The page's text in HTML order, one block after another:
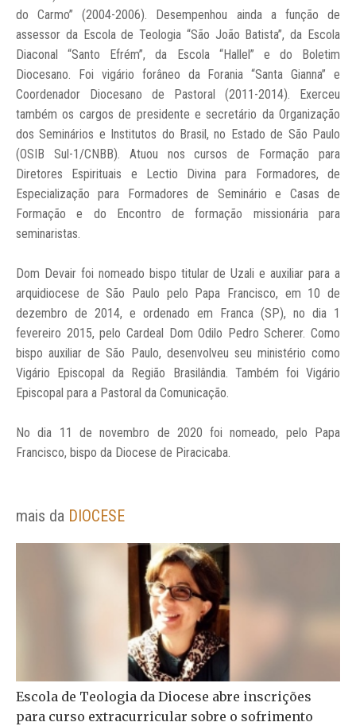
do Carmo” (2004-2006). Desempenhou ainda a função de
assessor da Escola de Teologia “São João Batista”, da Escola
Diaconal “Santo Efrém”, da Escola “Hallel” e do Boletim
Diocesano. Foi vigário forâneo da Forania “Santa Gianna” e
Coordenador Diocesano de Pastoral (2011-2014). Exerceu
também os cargos de presidente e secretário da Organização
dos Seminários e Institutos do Brasil, no Estado de São Paulo
(OSIB Sul-1/CNBB). Atuou nos cursos de Formação para
Diretores Espirituais e Lectio Divina para Formadores, de
Especialização para Formadores de Seminário e Casas de
Formação e do Encontro de formação missionária para
seminaristas.
Dom Devair foi nomeado bispo titular de Uzali e auxiliar para a
arquidiocese de São Paulo pelo Papa Francisco, em 10 de
dezembro de 2014, e ordenado em Franca (SP), no dia 1
fevereiro 2015, pelo Cardeal Dom Odilo Pedro Scherer. Como
bispo auxiliar de São Paulo, desenvolveu seu ministério como
Vigário Episcopal da Região Brasilândia. Também foi Vigário
Episcopal para a Pastoral da Comunicação.
No dia 11 de novembro de 2020 foi nomeado, pelo Papa
Francisco, bispo da Diocese de Piracicaba.
mais da DIOCESE
Escola de Teologia da Diocese abre inscrições
para curso extracurricular sobre o sofrimento